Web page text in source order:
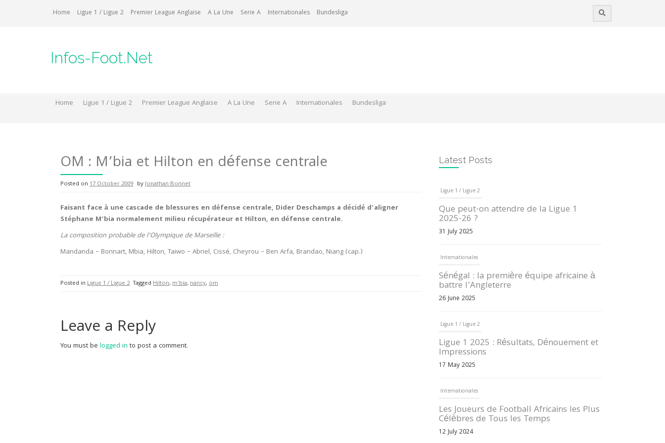
Home Ligue 1 / Ligue 2 Premier League Anglaise A La Une Serie A Internationales Bundesliga
Infos-Foot.Net
Home Ligue 1 / Ligue 2 Premier League Anglaise A La Une Serie A Internationales Bundesliga
OM : M’bia et Hilton en défense centrale
Posted on 17 October 2009 byJonathan Bonnet
Faisant face à une cascade de blessures en défense centrale, Dider Deschamps a décidé d’aligner
Stéphane M’bia normalement milieu récupérateur et Hilton, en défense centrale.
La composition probable de l’Olympique de Marseille :
Mandanda – Bonnart, Mbia, Hilton, Taiwo – Abriel, Cissé, Cheyrou – Ben Arfa, Brandao, Niang (cap.)
Posted in Ligue 1 / Ligue 2 Tagged Hilton, m'bia, nancy, om
Leave a Reply
You must be logged in to post a comment.
Latest Posts
Ligue 1 / Ligue 2
Que peut-on attendre de la Ligue 1
2025-26 ?
31 July 2025
Internationales
Sénégal : la première équipe africaine à
battre l’Angleterre
26 June 2025
Ligue 1 / Ligue 2
Ligue 1 2025 : Résultats, Dénouement et
Impressions
17 May 2025
Internationales
Les Joueurs de Football Africains les Plus
Célèbres de Tous les Temps
12 July 2024